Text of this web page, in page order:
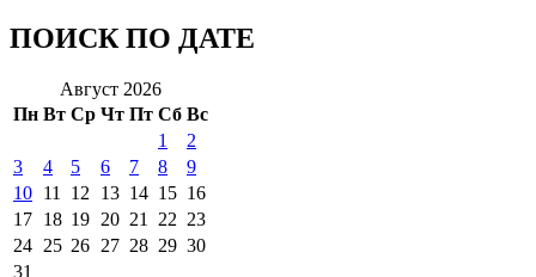
ПОИСК ПО ДАТЕ
Август 2026
Пн Вт Ср Чт Пт Сб Вс
1
2
3
4 5 6 7 8
9
10 11 12 13 14 15 16
17 18 19 20 21 22 23
24 25 26 27 28 29 30
31